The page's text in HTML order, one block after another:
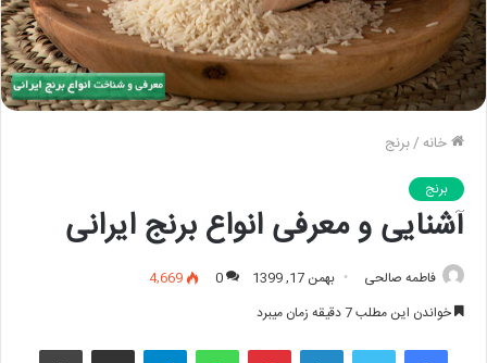
خانه/برنج
برنج
آشنایی و معرفی انواع برنج ایرانی
فاطمه صالحی بهمن 17, 1399 0
4,669
خواندن این مطلب 7 دقیقه زمان میبرد
فیس بوک توییتر لینکدین ‫پین‌ترستواتس آپ تلگرام اشتراک گذاری از طریق ایمیل چاپ